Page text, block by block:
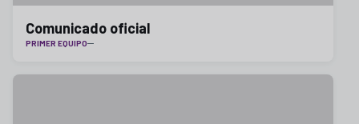
Comunicado oficial
PRIMER EQUIPO